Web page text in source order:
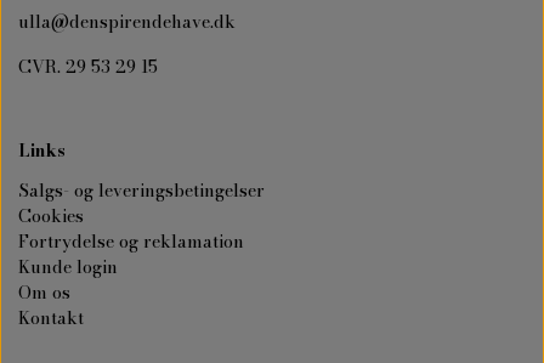
ulla@denspirendehave.dk
CVR. 29 53 29 15
Links
Salgs- og leveringsbetingelser
Cookies
Fortrydelse og reklamation
Kunde login
Om os
Kontakt